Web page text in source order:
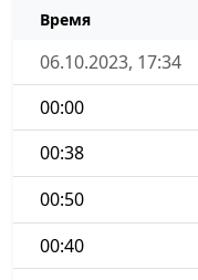
Время
06.10.2023, 17:34
00:00
00:38
00:50
00:40